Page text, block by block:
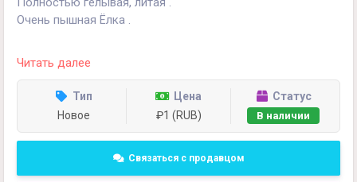
Очень пышная Ёлка .
120 см - 990 тысяч
150 см - 1.870 тысяч
180 см - 2.720 тысяч
210 см - 3.800 тысяч
Количество ограничено.
Читать далее
Тип
Новое
Цена
₽1 (RUB)
Статус
В наличии
Связаться с продавцом